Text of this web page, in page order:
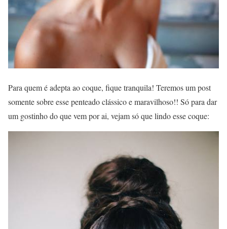
Para quem é adepta ao coque, fique tranquila! Teremos um post
somente sobre esse penteado clássico e maravilhoso!! Só para dar
um gostinho do que vem por ai, vejam só que lindo esse coque: